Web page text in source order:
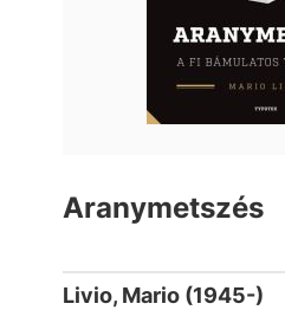
Aranymetszés
Livio, Mario (1945-)